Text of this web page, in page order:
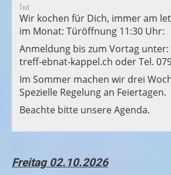
Text
Wir kochen für Dich, immer am
im Monat: Türöffnung 11:30 Uhr:
Anmeldung bis zum Vortag unter:
treff-ebnat-kappel.ch oder Tel.
Im Sommer machen wir drei
Spezielle Regelung an Feiertagen.
Beachte bitte unsere Agenda.
Freitag 02.10.2026